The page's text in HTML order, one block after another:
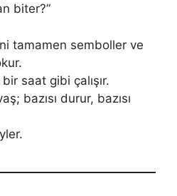
biter?”
tamamen semboller ve
saat gibi çalışır.
bazısı durur, bazısı